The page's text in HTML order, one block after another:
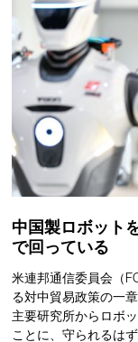
中国製ロボット
で回っている
米連邦通信委員会（
る対中貿易政策の一
主要研究所からロボ
ことに、守られるは